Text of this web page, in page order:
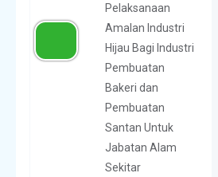
Pelaksanaan
Amalan Industri
Hijau Bagi Industri
Pembuatan
Bakeri dan
Pembuatan
Santan Untuk
Jabatan Alam
Sekitar